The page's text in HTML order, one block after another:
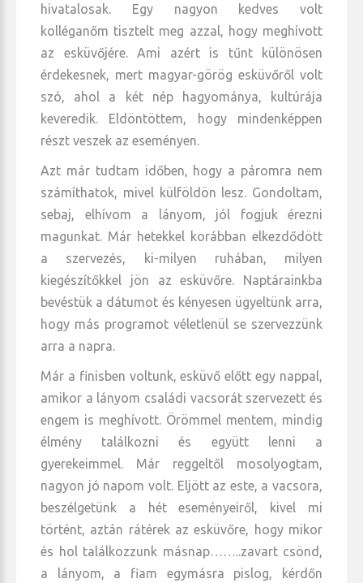
hivatalosak. Egy nagyon kedves volt
kolléganőm tisztelt meg azzal, hogy meghívott
az esküvőjére. Ami azért is tűnt különösen
érdekesnek, mert magyar-görög esküvőről volt
szó, ahol a két nép hagyománya, kultúrája
keveredik. Eldöntöttem, hogy mindenképpen
részt veszek az eseményen.
Azt már tudtam időben, hogy a páromra nem
számíthatok, mivel külföldön lesz. Gondoltam,
sebaj, elhívom a lányom, jól fogjuk érezni
magunkat. Már hetekkel korábban elkezdődött
a szervezés, ki-milyen ruhában, milyen
kiegészítőkkel jön az esküvőre. Naptárainkba
bevéstük a dátumot és kényesen ügyeltünk arra,
hogy más programot véletlenül se szervezzünk
arra a napra.
Már a finisben voltunk, esküvő előtt egy nappal,
amikor a lányom családi vacsorát szervezett és
engem is meghívott. Örömmel mentem, mindig
élmény találkozni és együtt lenni a
gyerekeimmel. Már reggeltől mosolyogtam,
nagyon jó napom volt. Eljött az este, a vacsora,
beszélgetünk a hét eseményeiről, kivel mi
történt, aztán rátérek az esküvőre, hogy mikor
és hol találkozzunk másnap……..zavart csönd,
a lányom, a fiam egymásra pislog, kérdőn